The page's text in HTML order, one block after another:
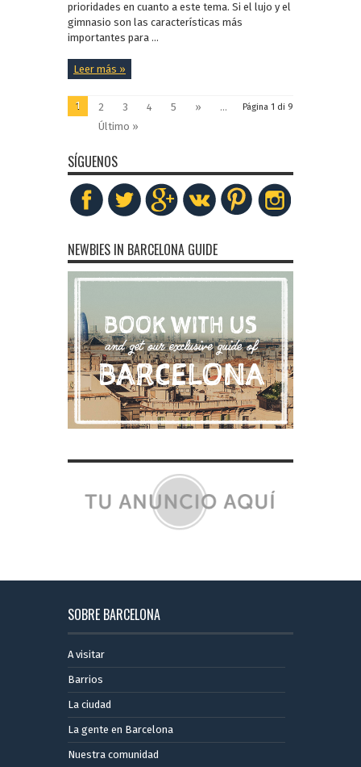
prioridades en cuanto a este tema. Si el lujo y el
gimnasio son las características más
importantes para ...
Leer más »
Página 1 di 9
1 2 3 4 5 »
...
Último »
SÍGUENOS
NEWBIES IN BARCELONA GUIDE
SOBRE BARCELONA
A visitar
Barrios
La ciudad
La gente en Barcelona
Nuestra comunidad